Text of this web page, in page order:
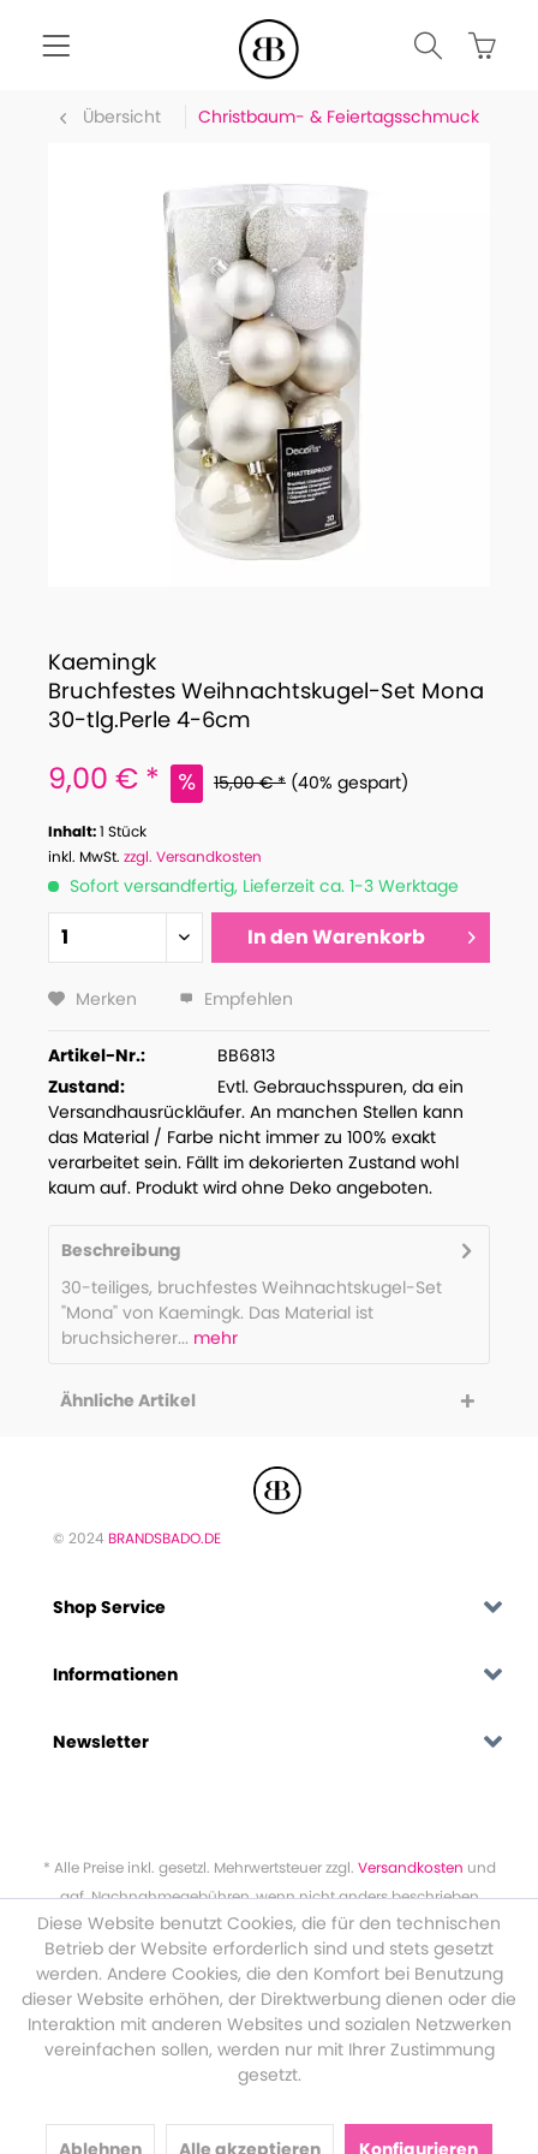
Übersicht Christbaum- & Feiertagsschmuck
Kaemingk
Bruchfestes Weihnachtskugel-Set Mona
30-tlg.Perle 4-6cm
9,00 € * 15,00 € * (40% gespart)
Inhalt:1 Stück
inkl. MwSt. zzgl. Versandkosten
Sofort versandfertig, Lieferzeit ca. 1-3 Werktage
In denWarenkorb
Merken Empfehlen
Artikel-Nr.:
BB6813
Zustand:
Evtl. Gebrauchsspuren, da ein
Versandhausrückläufer. An manchen Stellen kann
das Material / Farbe nicht immer zu 100% exakt
verarbeitet sein. Fällt im dekorierten Zustand wohl
kaum auf. Produkt wird ohne Deko angeboten.
Beschreibung
30-teiliges, bruchfestes Weihnachtskugel-Set
"Mona" von Kaemingk. Das Material ist
bruchsicherer... mehr
Ähnliche Artikel
© 2024 BRANDSBADO.DE
Shop Service
Informationen
Newsletter
* Alle Preise inkl. gesetzl. Mehrwertsteuer zzgl. Versandkosten und
ggf. Nachnahmegebühren, wenn nicht anders beschrieben
Diese Website benutzt Cookies, die für den technischen
Betrieb der Website erforderlich sind und stets gesetzt
werden. Andere Cookies, die den Komfort bei Benutzung
dieser Website erhöhen, der Direktwerbung dienen oder die
Interaktion mit anderen Websites und sozialen Netzwerken
vereinfachen sollen, werden nur mit Ihrer Zustimmung
gesetzt.
Ablehnen Alle akzeptieren Konfigurieren